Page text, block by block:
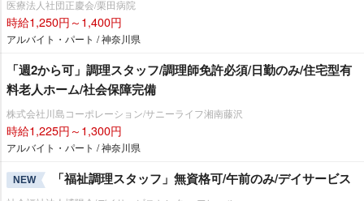
医療法人社団正慶会/栗田病院
時給1,250円～1,400円
アルバイト・パート / 神奈川県
「週2から可」調理スタッフ/調理師免許必須/日勤のみ/住宅型有
料老人ホーム/社会保障完備
株式会社川島コーポレーション/サニーライフ湘南藤沢
時給1,225円～1,300円
アルバイト・パート / 神奈川県
NEW 「福祉調理スタッフ」無資格可/午前のみ/デイサービス